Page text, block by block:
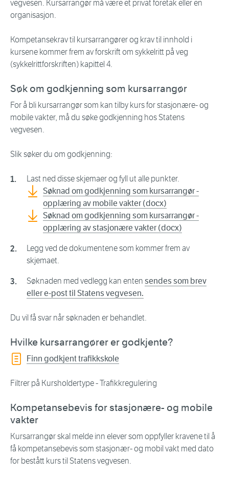
vegvesen. Kursarrangør må være et privat foretak eller en
organisasjon.
Kompetansekrav til kursarrangører og krav til innhold i
kursene kommer frem av forskrift om sykkelritt på veg
(sykkelrittforskriften) kapittel 4.
Søk om godkjenning som kursarrangør
For å bli kursarrangør som kan tilby kurs for stasjonære- og
mobile vakter, må du søke godkjenning hos Statens
vegvesen.
Slik søker du om godkjenning:
Last ned disse skjemaer og fyll ut alle punkter.
Søknad om godkjenning som kursarrangør -
opplæring av mobile vakter (docx)
Søknad om godkjenning som kursarrangør -
opplæring av stasjonære vakter (docx)
Legg ved de dokumentene som kommer frem av
skjemaet.
Søknaden med vedlegg kan enten sendes som brev
eller e-post til Statens vegvesen.
Du vil få svar når søknaden er behandlet.
Hvilke kursarrangører er godkjente?
Finn godkjent trafikkskole
Filtrer på Kursholdertype - Trafikkregulering
Kompetansebevis for stasjonære- og mobile
vakter
Kursarrangør skal melde inn elever som oppfyller kravene til å
få kompetansebevis som stasjonær- og mobil vakt med dato
for bestått kurs til Statens vegvesen.